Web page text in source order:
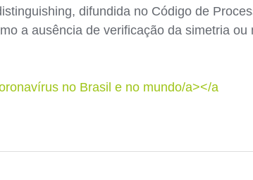
difundida no Código de
a ausência de verificação da simetria ou
no Brasil e no mundo/a></a